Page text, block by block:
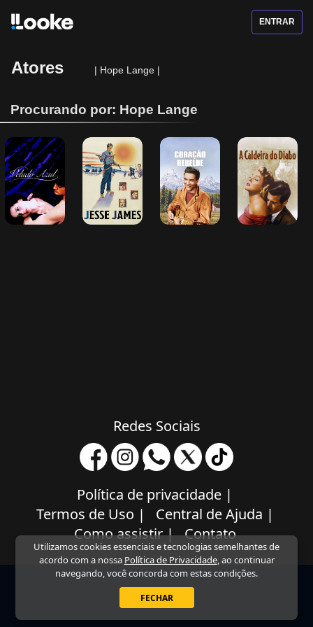
Utilizamos cookies essenciais e tecnologias semelhantes de
acordo com a nossa Política de Privacidade, ao continuar
navegando, você concorda com estas condições.
FECHAR
ENTRAR
Atores | Hope Lange |
Procurando por: Hope Lange
Veludo Azul Jesse James
Rebelde
A Caldeira do
Diabo
Redes Sociais
Política de privacidade |
Termos de Uso | Central de Ajuda |
Como assistir| Contato